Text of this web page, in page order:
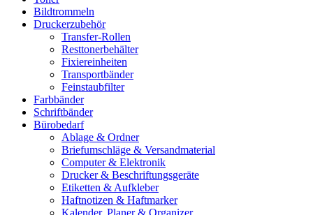
Bildtrommeln
Druckerzubehör
Transfer-Rollen
Resttonerbehälter
Fixiereinheiten
Transportbänder
Feinstaubfilter
Farbbänder
Schriftbänder
Bürobedarf
Ablage & Ordner
Briefumschläge & Versandmaterial
Computer & Elektronik
Drucker & Beschriftungsgeräte
Etiketten & Aufkleber
Haftnotizen & Haftmarker
Kalender, Planer & Organizer